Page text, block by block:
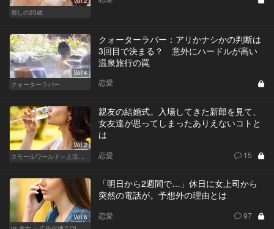
麗しの35歳
Vol.4
クォーターラバー
クォーターラバー：アリかナシかの判断は
3回目で決まる？ 意外にハードルが高い
温泉旅行の罠
恋愛
Vol.2
スモールワールド～上流階級の社会～
親友の結婚式。入場してきた新郎を見て、
女友達が思ってしまったありえないコトと
は
恋愛 15
Vol.6
「明日から2週間で…」休日に女上司から
突然の電話が。予想外の理由とは
恋愛 97